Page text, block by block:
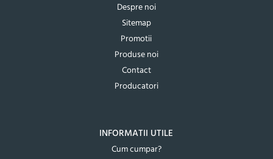
Despre noi
Sitemap
Promotii
Produse noi
Contact
Producatori
INFORMATII UTILE
Cum cumpar?